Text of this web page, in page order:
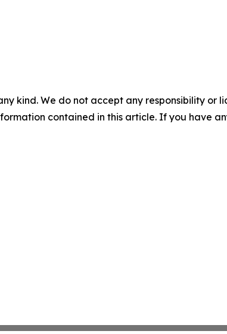
kind. We do not accept any responsibility or
contained in this article. If you have